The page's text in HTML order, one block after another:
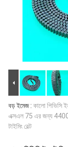
বড় ইমেজ : কালো পিভিসি
এক্সএল 75 এর জন্য 4400
টাইমিং বেল্ট